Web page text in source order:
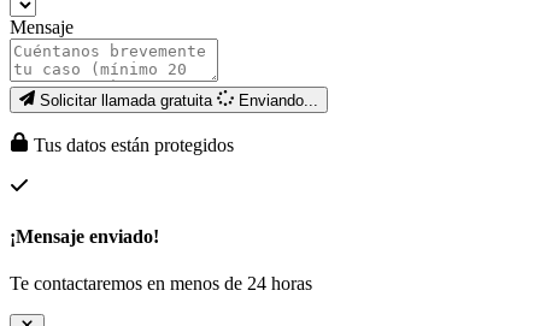
Mensaje
Solicitar llamada gratuita Enviando...
Tus datos están protegidos
¡Mensaje enviado!
Te contactaremos en menos de 24 horas